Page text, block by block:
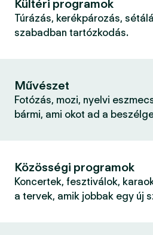
Kültéri programok
Túrázás, kerékpározás,
szabadban tartózkodás.
Művészet
Fotózás, mozi, nyelvi
bármi, ami okot ad a
Közösségi programok
Koncertek, fesztiválok,
a tervek, amik jobbak egy új